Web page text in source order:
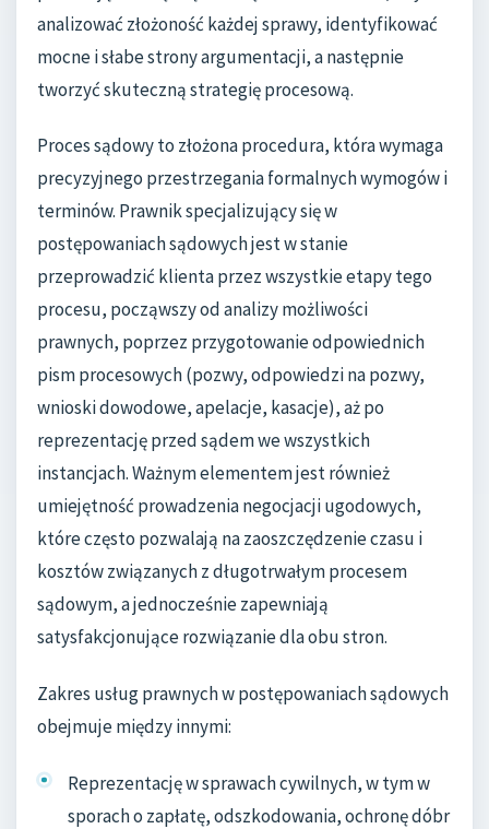
analizować złożoność każdej sprawy, identyfikować
mocne i słabe strony argumentacji, a następnie
tworzyć skuteczną strategię procesową.
Proces sądowy to złożona procedura, która wymaga
precyzyjnego przestrzegania formalnych wymogów i
terminów. Prawnik specjalizujący się w
postępowaniach sądowych jest w stanie
przeprowadzić klienta przez wszystkie etapy tego
procesu, począwszy od analizy możliwości
prawnych, poprzez przygotowanie odpowiednich
pism procesowych (pozwy, odpowiedzi na pozwy,
wnioski dowodowe, apelacje, kasacje), aż po
reprezentację przed sądem we wszystkich
instancjach. Ważnym elementem jest również
umiejętność prowadzenia negocjacji ugodowych,
które często pozwalają na zaoszczędzenie czasu i
kosztów związanych z długotrwałym procesem
sądowym, a jednocześnie zapewniają
satysfakcjonujące rozwiązanie dla obu stron.
Zakres usług prawnych w postępowaniach sądowych
obejmuje między innymi:
Reprezentację w sprawach cywilnych, w tym w
sporach o zapłatę, odszkodowania, ochronę dóbr